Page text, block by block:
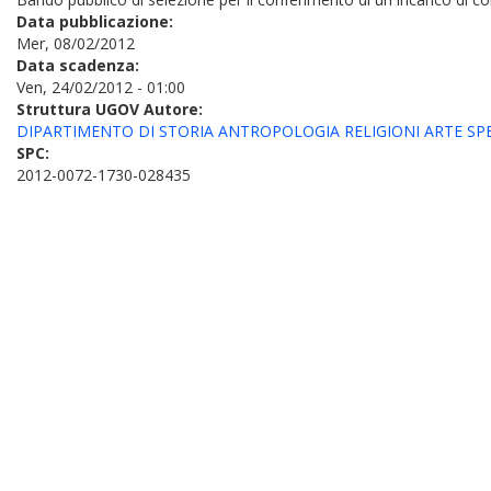
Data pubblicazione:
Mer, 08/02/2012
Data scadenza:
Ven, 24/02/2012 - 01:00
Struttura UGOV Autore:
DIPARTIMENTO DI STORIA ANTROPOLOGIA RELIGIONI ARTE
SPC:
2012-0072-1730-028435